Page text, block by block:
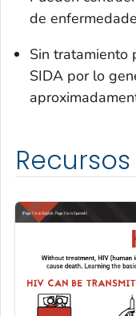
de
Sin tratamiento
SIDA por lo
Recursos